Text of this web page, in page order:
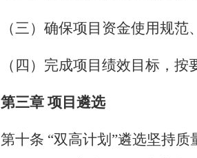
（三）确保项目资金使用规范
（四）完成项目绩效目标，
第三章 项目遴选
第十条 “双高计划”遴选坚持